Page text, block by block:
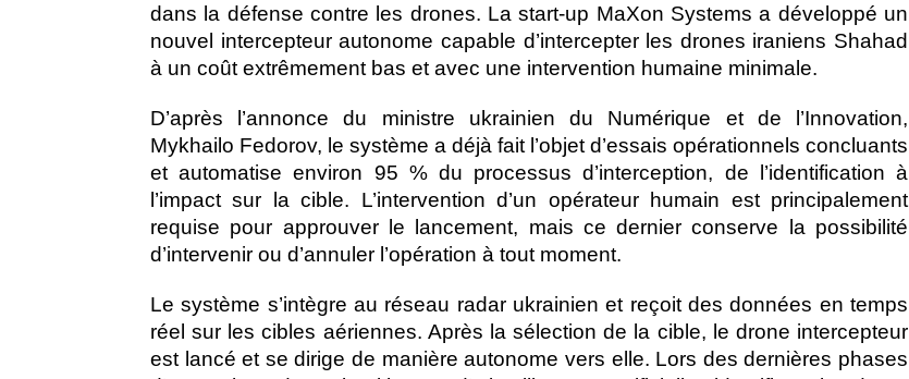
dans la défense contre les drones. La start-up MaXon Systems a développé un
nouvel intercepteurautonome capable d’intercepter les drones iraniens Shahad
à un coût extrêmement bas et avec une intervention humaine minimale.
D’après l’annonce du ministre ukrainien du Numérique et de l’Innovation,
Mykhailo Fedorov, le système a déjà fait l’objet d’essais opérationnels concluants
et automatise environ 95 % du processus d’interception, de l’identification à
l’impact sur la cible. L’intervention d’un opérateur humain est principalement
requise pour approuver le lancement, mais ce dernier conserve la possibilité
d’intervenir ou d’annuler l’opération à tout moment.
Le système s’intègre au réseau radar ukrainien et reçoit des données en temps
réel sur les cibles aériennes. Après la sélection de la cible, le drone intercepteur
est lancé et se dirige de manière autonome vers elle. Lors des dernières phases